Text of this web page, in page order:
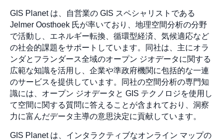
GIS Planet は、自営業の GIS スペシャリストである
Jelmer Oosthoek 氏が率いており、地理空間分析の分野
で活動し、エネルギー転換、循環型経済、気候適応など
の社会的課題をサポートしています。同社は、主にオラ
ンダとフランダース全域のオープン ジオデータに関する
広範な知識を活用し、企業や準政府機関に包括的な一連
のサービスを提供しています。同社の空間分析の専門知
識には、オープン ジオデータと GIS テクノロジを使用し
て空間に関する質問に答えることが含まれており、洞察
力に富んだデータ主導の意思決定に貢献しています。
GIS Planet は、インタラクティブなオンライン マップの